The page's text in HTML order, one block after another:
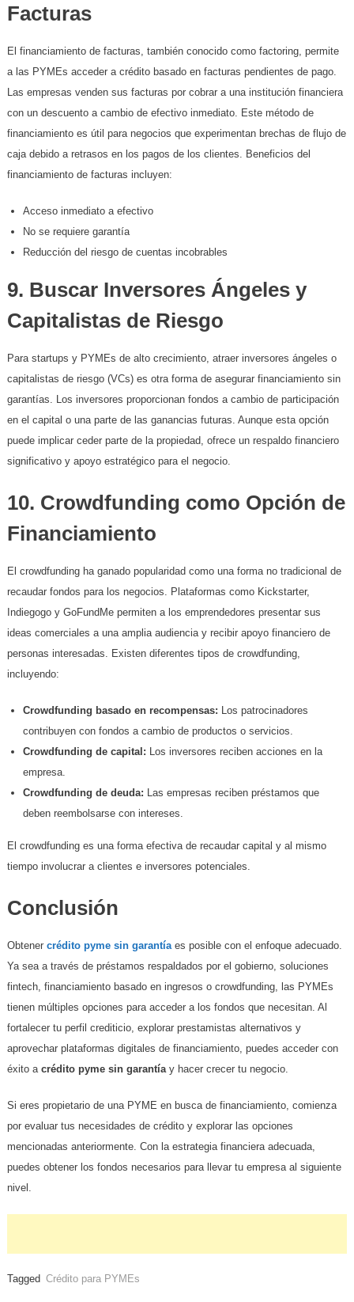
Facturas
El financiamiento de facturas, también conocido como factoring, permite
a las PYMEs acceder a crédito basado en facturas pendientes de pago.
Las empresas venden sus facturas por cobrar a una institución financiera
con un descuento a cambio de efectivo inmediato. Este método de
financiamiento es útil para negocios que experimentan brechas de flujo de
caja debido a retrasos en los pagos de los clientes. Beneficios del
financiamiento de facturas incluyen:
Acceso inmediato a efectivo
No se requiere garantía
Reducción del riesgo de cuentas incobrables
9. Buscar Inversores Ángeles y
Capitalistas de Riesgo
Para startups y PYMEs de alto crecimiento, atraer inversores ángeles o
capitalistas de riesgo (VCs) es otra forma de asegurar financiamiento sin
garantías. Los inversores proporcionan fondos a cambio de participación
en el capital o una parte de las ganancias futuras. Aunque esta opción
puede implicar ceder parte de la propiedad, ofrece un respaldo financiero
significativo y apoyo estratégico para el negocio.
10. Crowdfunding como Opción de
Financiamiento
El crowdfunding ha ganado popularidad como una forma no tradicional de
recaudar fondos para los negocios. Plataformas como Kickstarter,
Indiegogo y GoFundMe permiten a los emprendedores presentar sus
ideas comerciales a una amplia audiencia y recibir apoyo financiero de
personas interesadas. Existen diferentes tipos de crowdfunding,
incluyendo:
Crowdfunding basado en recompensas: Los patrocinadores
contribuyen con fondos a cambio de productos o servicios.
Crowdfunding de capital: Los inversores reciben acciones en la
empresa.
Crowdfunding de deuda: Las empresas reciben préstamos que
deben reembolsarse con intereses.
El crowdfunding es una forma efectiva de recaudar capital y al mismo
tiempo involucrar a clientes e inversores potenciales.
Conclusión
Obtener crédito pyme sin garantíaes posible con el enfoque adecuado.
Ya sea a través de préstamos respaldados por el gobierno, soluciones
fintech, financiamiento basado en ingresos o crowdfunding, las PYMEs
tienen múltiples opciones para acceder a los fondos que necesitan. Al
fortalecer tu perfil crediticio, explorar prestamistas alternativos y
aprovechar plataformas digitales de financiamiento, puedes acceder con
éxito a crédito pyme sin garantíay hacer crecer tu negocio.
Si eres propietario de una PYME en busca de financiamiento, comienza
por evaluar tus necesidades de crédito y explorar las opciones
mencionadas anteriormente. Con la estrategia financiera adecuada,
puedes obtener los fondos necesarios para llevar tu empresa al siguiente
nivel.
Tagged Crédito para PYMEs